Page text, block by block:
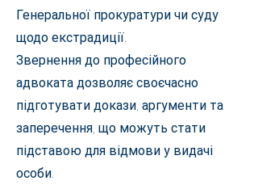
Генеральної прокуратури чи суду
щодо екстрадиції.
Звернення до професійного
адвоката дозволяє своєчасно
підготувати докази, аргументи та
заперечення, що можуть стати
підставою для відмови у видачі
особи.